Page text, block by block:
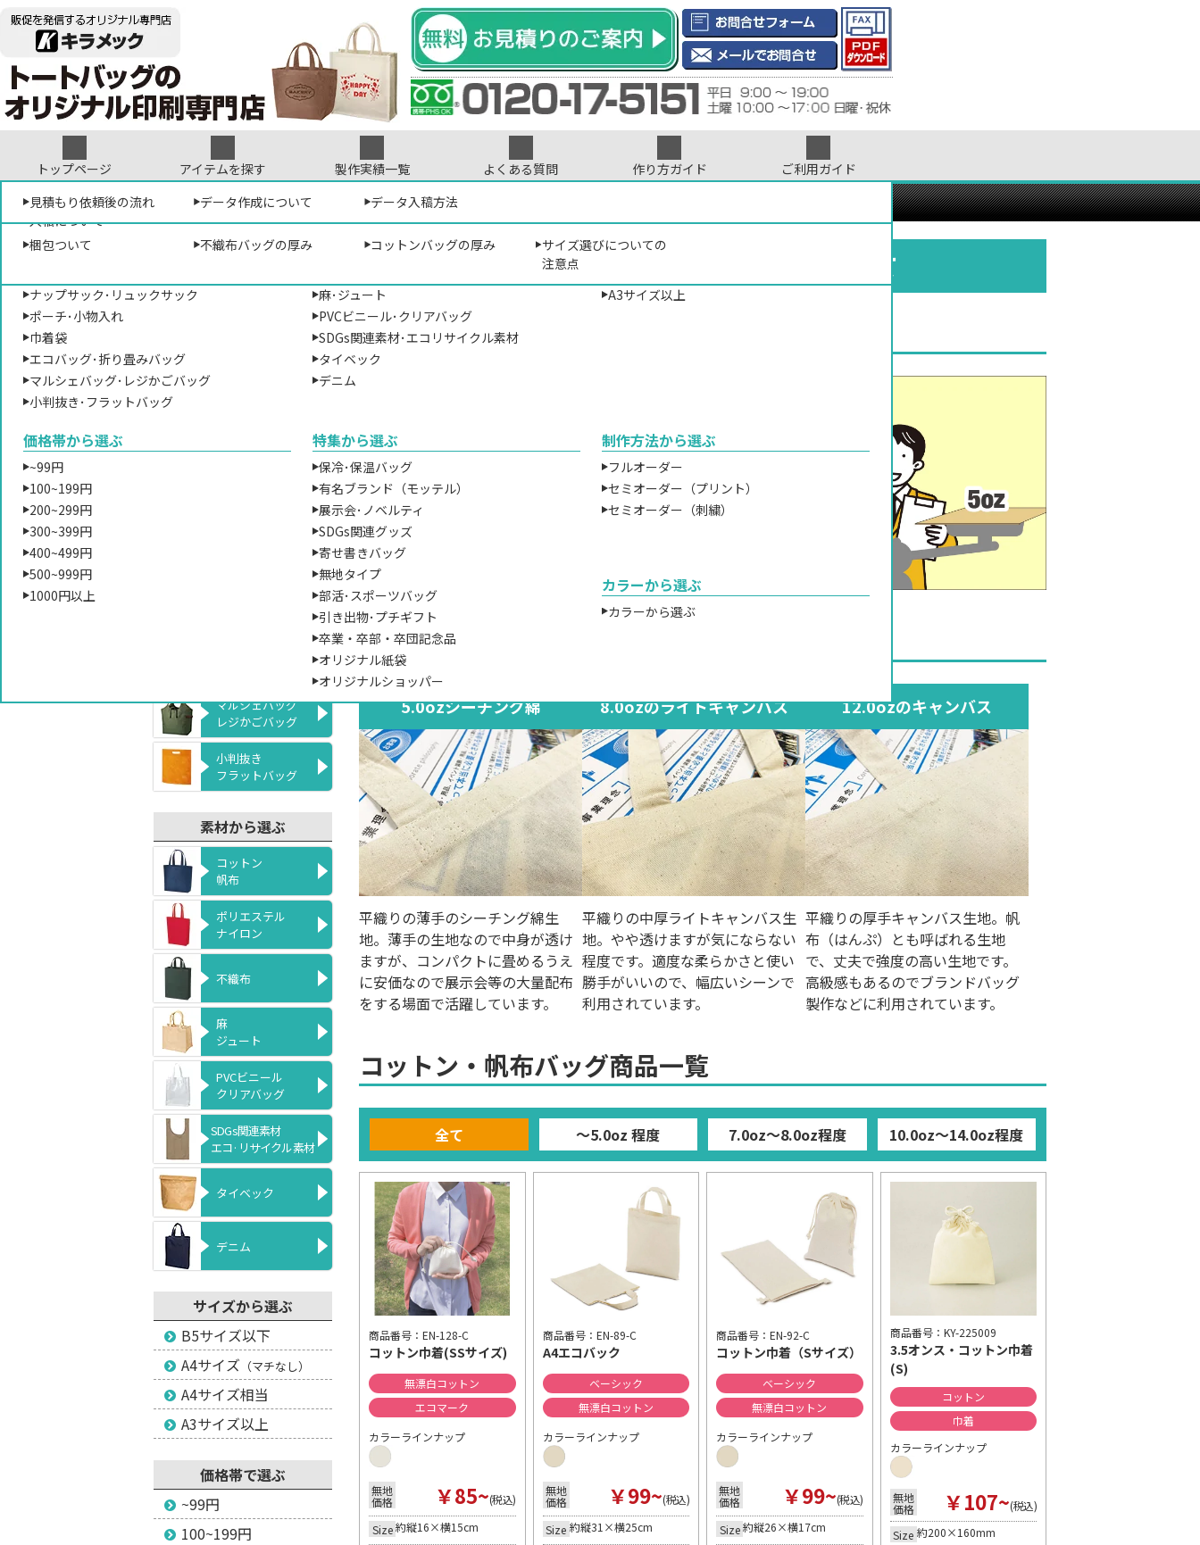
トップページ アイテムを探す
形から選ぶ
トートバッグ･手提げバッグ
ショルダーバッグ･肩掛けバッグ
ナップサック･リュックサック
ポーチ･小物入れ
巾着袋
エコバッグ･折り畳みバッグ
マルシェバッグ･レジかごバッグ
小判抜き･フラットバッグ
素材から選ぶ
ポリエステル･ナイロン
麻･ジュート
PVCビニール･クリアバッグ
SDGs関連素材･エコリサイクル素材
タイベック
デニム
A4サイズ（マチなし）
A3サイズ以上
価格帯から選ぶ
~99円
100~199円
200~299円
300~399円
400~499円
500~999円
1000円以上
特集から選ぶ
保冷･保温バッグ
有名ブランド（モッテル）
展示会･ノベルティ
SDGs関連グッズ
寄せ書きバッグ
無地タイプ
部活･スポーツバッグ
引き出物･プチギフト
卒業・卒部・卒団記念品
オリジナル紙袋
オリジナルショッパー
制作方法から選ぶ
フルオーダー
セミオーダー（プリント）
セミオーダー（刺繍）
カラーから選ぶ
カラーから選ぶ
製作実績一覧
よくある質問
見積もり依頼について
袋･バッグについて デザインデータについて
作り方ガイド
オリジナルテンプレート
入稿について
デザイン参考集 プリントについて
梱包ついて 不織布バッグの厚み コットンバッグの厚み
サイズ選びについての
注意点
ご利用ガイド
見積もり依頼後の流れ
データ作成について データ入稿方法
販促専門店キラメック >アパレル専門サイト >トートバッグのオリジナル印刷専門店
コットン/キャンバスバッグの厚みについて
生地の厚みを表す単位はoz（オンス）
かつて、厚みを比べたいコットン生地を１平方ヤード
の大きさで重さを測り、重さの違いによって厚みを判
別していた事に由来します。アパレル商品では広く一
般的に厚みを表す単位として使用されています。オン
ス数が大きければ大きいほど、生地のが厚くなるとい
う事になります。弊社では3.2ozの薄手生地から14.0oz
の厚手生地まで、各種バッグをお取り扱いしておりま
す。
コットンバッグの生地の種類と厚み比較
5.0ozシーチング綿
平織りの薄手のシーチング綿生
地。薄手の生地なので中身が透け
ますが、コンパクトに畳めるうえ
に安価なので展示会等の大量配布
をする場面で活躍しています。
8.0ozのライトキャンバス
平織りの中厚ライトキャンバス生
地。やや透けますが気にならない
程度です。適度な柔らかさと使い
勝手がいいので、幅広いシーンで
利用されています。
12.0ozのキャンバス
平織りの厚手キャンバス生地。帆
布（はんぷ）とも呼ばれる生地
で、丈夫で強度の高い生地です。
高級感もあるのでブランドバッグ
製作などに利用されています。
コットン・帆布バッグ商品一覧
全て ～5.0oz 程度 7.0oz～8.0oz程度 10.0oz～14.0oz程度
商品番号：EN-128-C
コットン巾着(SSサイズ)
無漂白コットン
エコマーク
カラーラインナップ
無地
価格 ￥85~(税込)
Size 約縦16×横15cm
商品番号：EN-89-C
A4エコバック
ベーシック
無漂白コットン
カラーラインナップ
無地
価格 ￥99~(税込)
Size 約縦31×横25cm
商品番号：EN-92-C
コットン巾着（Sサイズ）
ベーシック
無漂白コットン
カラーラインナップ
無地
価格 ￥99~(税込)
Size 約縦26×横17cm
商品番号：KY-225009
3.5オンス・コットン巾着
(S)
コットン
巾着
カラーラインナップ
無地
価格 ￥107~(税込)
Size 約200×160mm
ポシェット
マルシェバッグ
レジかごバッグ
小判抜き
フラットバッグ
素材から選ぶ
コットン
帆布
ポリエステル
ナイロン
不織布
麻
ジュート
PVCビニール
クリアバッグ
SDGs関連素材
エコ·リサイクル素材
タイベック
デニム
サイズから選ぶ
B5サイズ以下
A4サイズ （マチなし）
A4サイズ相当
A3サイズ以上
価格帯で選ぶ
~99円
100~199円